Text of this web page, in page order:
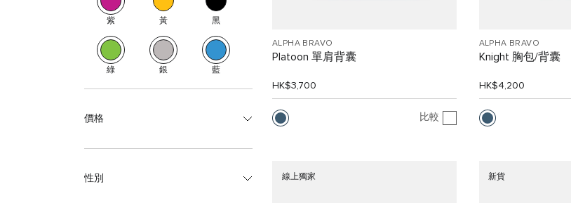
紫 黃 黑
綠 銀 藍
價格
性別
ALPHA BRAVO
Platoon 單肩背囊
HK$3,700
比較
ALPHA BRAVO
Knight 胸包/背囊
HK$4,200
線上獨家 新貨